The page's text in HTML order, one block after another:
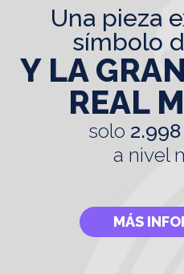
una pieza excepcional,
símbolo
Y LA
REAL
solo
a nivel
MÁS